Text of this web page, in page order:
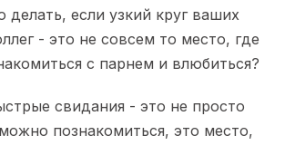
делать, если узкий круг ваших
- это не совсем то место, где
с парнем и влюбиться?
свидания - это не просто
познакомиться, это место,